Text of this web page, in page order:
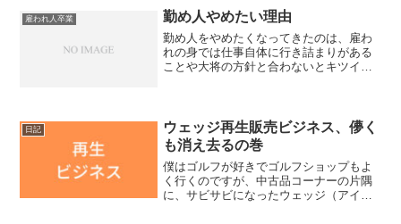
雇われ人卒業 勤め人やめたい理由
勤め人をやめたくなってきたのは、雇わ
れの身では仕事自体に行き詰まりがある
ことや大将の方針と合わないとキツイと
大キライ。連休は高速道路...
日記
ウェッジ再生販売ビジネス、儚く
も消え去るの巻
僕はゴルフが好きでゴルフショップもよ
く行くのですが、中古品コーナーの片隅
に、サビサビになったウェッジ（アイア